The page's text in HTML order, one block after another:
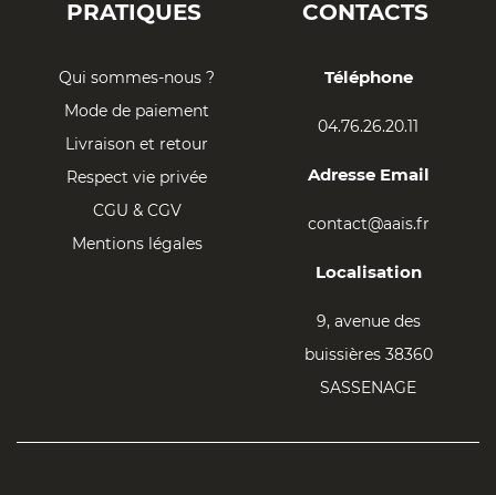
PRATIQUES
Qui sommes-nous ?
Mode de paiement
Livraison et retour
Respect vie privée
CGU & CGV
Mentions légales
CONTACTS
Téléphone
04.76.26.20.11
Adresse Email
contact@aais.fr
Localisation
9, avenue des
buissières 38360
SASSENAGE